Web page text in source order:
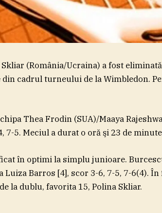
(România/Ucraina) a fost
cadrul turneului de la Wimbledon.
Thea Frodin (SUA)/Maaya
7-5. Meciul a durat o oră şi 23 de
în optimi la simplu junioare.
Barros [4], scor 3-6, 7-5, 7-6(4). În
la dublu, favorita 15, Polina Skliar.